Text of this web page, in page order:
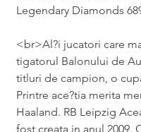
Legendary Diamonds
<br>Al?i jucatori care
tigatorul Balonului de
titluri de campion, o
Printre ace?tia merita
Haaland. RB Leipzig
fost creata in anul 2009.